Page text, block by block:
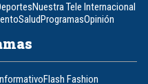
Nuestra Tele Internacional
SaludProgramasOpinión
Flash Fashion